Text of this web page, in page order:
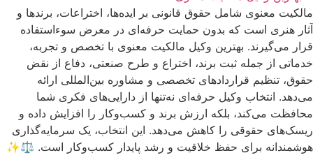
مالکیت معنوی شامل حقوق قانونی بر ایده‌ها، اختراعات، برندها و
آثار هنری است که بدون حمایت حرفه‌ای در معرض سوءاستفاده
قرار می‌گیرند. بهترین وکیل مالکیت معنوی با تخصص و تجربه،
خدماتی از جمله ثبت برند، اختراع و طرح صنعتی، دفاع از نقض
حقوق، تنظیم قراردادهای تخصصی و مشاوره بین‌المللی ارائه
می‌دهد. انتخاب وکیل حرفه‌ای نه‌تنها از دارایی‌های فکری شما
محافظت می‌کند، بلکه ارزش برند و کسب‌وکار را افزایش داده و
ریسک‌های حقوقی را کاهش می‌دهد. این انتخاب، یک سرمایه‌گذاری
هوشمندانه برای حفظ خلاقیت و رشد پایدار کسب‌وکار است. ⚖️✨